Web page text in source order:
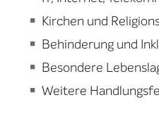
Kirchen und
Behinderung und
Besondere
Weitere